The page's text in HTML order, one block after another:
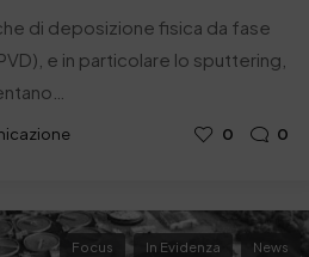
elettriche – Pt. I
di deposizione fisica da fase
e in particolare lo sputtering,
0 0
Focus In Evidenza News